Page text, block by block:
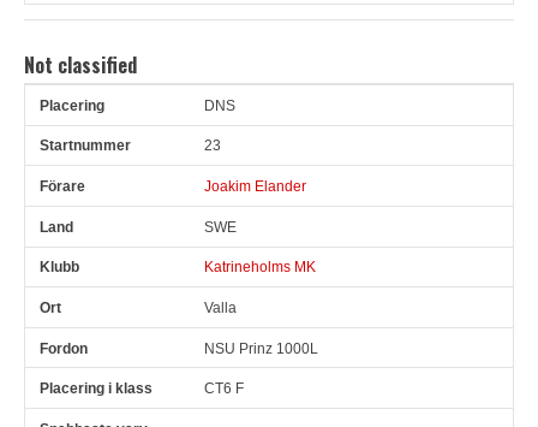
Not classified
Pl Snr Land
DNS
23
Joakim Elander
SWE
Katrineholms MK
Valla
NSU Prinz 1000L
CT6 F